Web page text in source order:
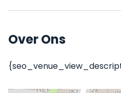
Over Ons